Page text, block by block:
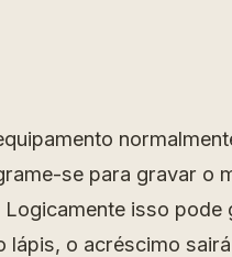
se para gravar o
isso
lápis, o acréscimo